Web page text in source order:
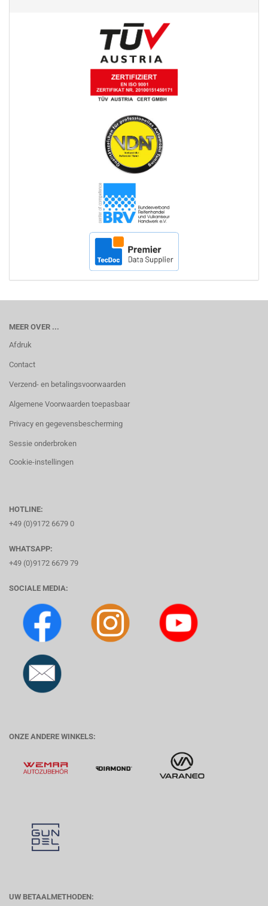
MEER OVER ...
Afdruk
Contact
Verzend- en betalingsvoorwaarden
Algemene Voorwaarden toepasbaar
Privacy en gegevensbescherming
Sessie onderbroken
Cookie-instellingen
HOTLINE:
+49 (0)9172 6679 0
WHATSAPP:
+49 (0)9172 6679 79
SOCIALE MEDIA:
ONZE ANDERE WINKELS:
UW BETAALMETHODEN: